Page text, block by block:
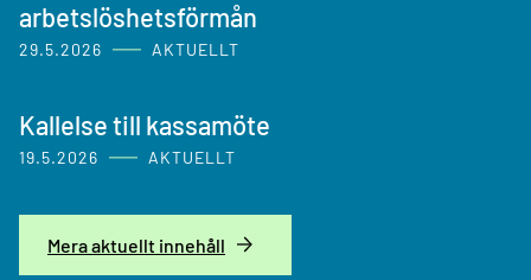
arbetslöshetsförmån
29.5.2026 AKTUELLT
Kallelse till kassamöte
19.5.2026 AKTUELLT
Mera aktuellt innehåll